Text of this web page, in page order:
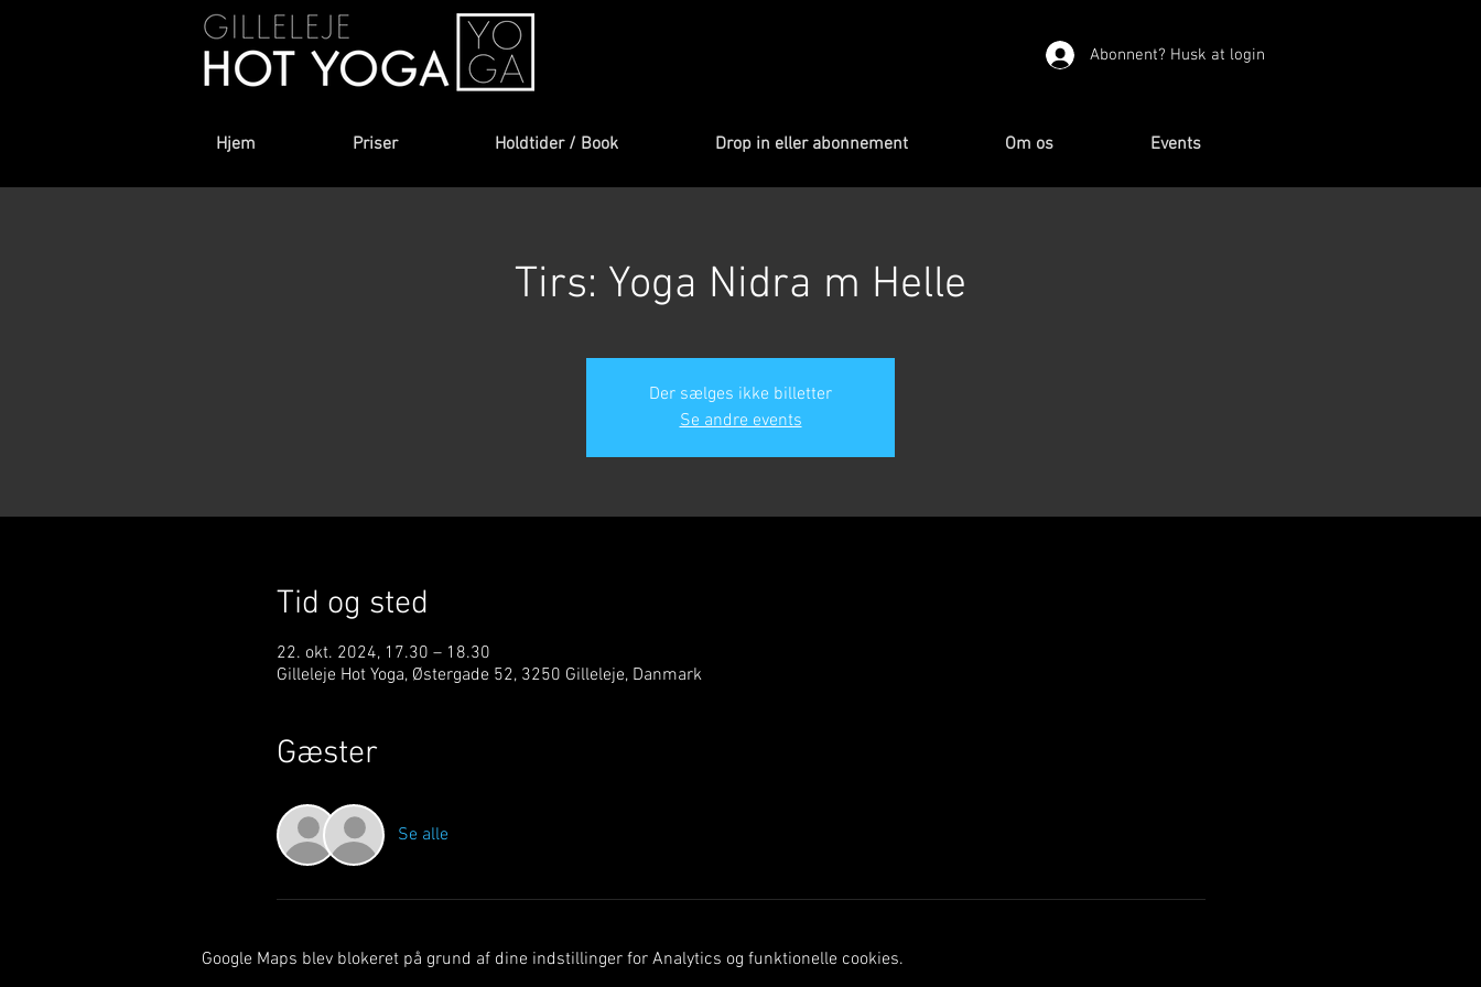
Abonnent? Husk at login
Hjem Priser Holdtider / Book Drop in eller abonnement Om os Events
Tirs: Yoga Nidra m Helle
Der sælges ikke billetter
Se andre events
Tid og sted
22. okt. 2024, 17.30 – 18.30
Gilleleje Hot Yoga, Østergade 52, 3250 Gilleleje, Danmark
Gæster
Se alle
Google Maps blev blokeret på grund af dine indstillinger for Analytics og funktionelle cookies.